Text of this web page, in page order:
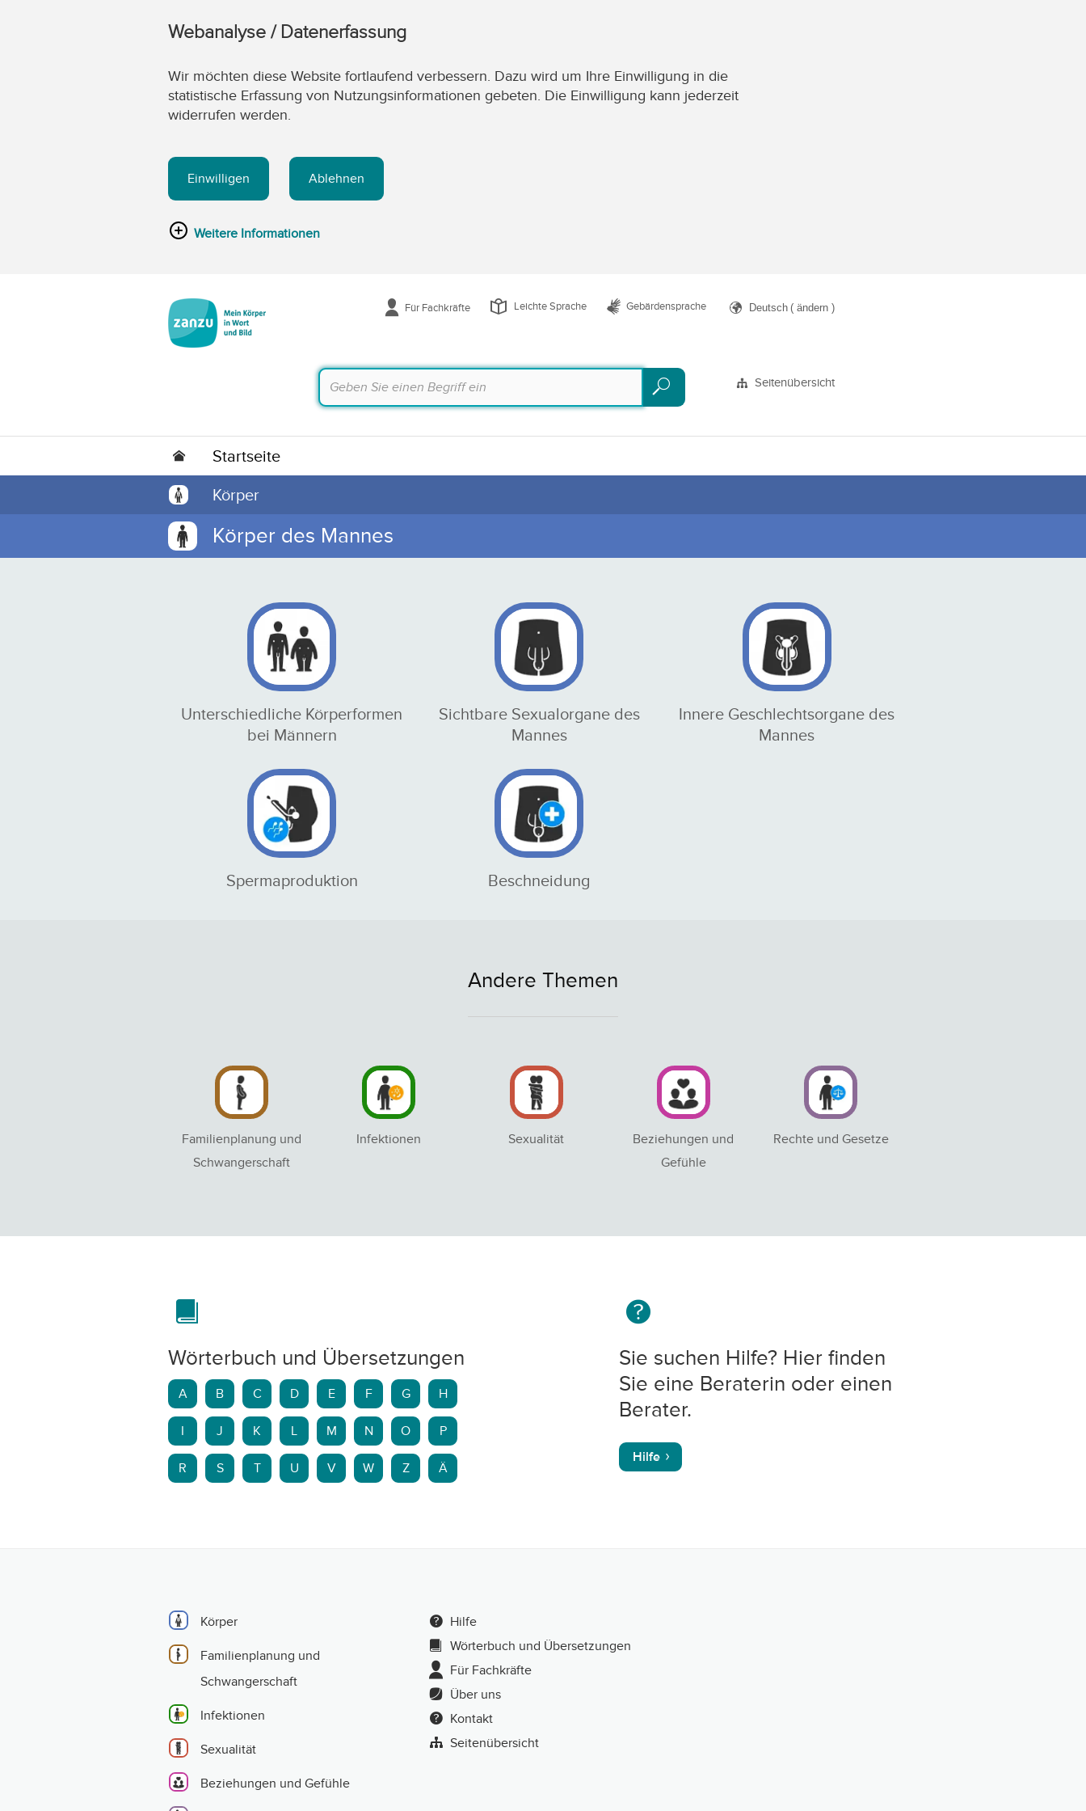
Webanalyse / Datenerfassung
Wir möchten diese Website fortlaufend verbessern. Dazu wird um Ihre Einwilligung in die
statistische Erfassung von Nutzungsinformationen gebeten. Die Einwilligung kann jederzeit
widerrufen werden.
Einwilligen Ablehnen
Weitere Informationen
Für Fachkräfte Leichte Sprache Gebärdensprache Deutsch ( ändern )
Suchen
Suchen
Seitenübersicht
Startseite
Körper
Körper des Mannes
Unterschiedliche Körperformen
bei Männern
Sichtbare Sexualorgane des
Mannes
Innere Geschlechtsorgane des
Mannes
Spermaproduktion Beschneidung
Andere Themen
Familienplanung und
Schwangerschaft
Infektionen Sexualität
Beziehungen und
Gefühle
Rechte und Gesetze
Wörterbuch und Übersetzungen
A B C D E F G H
I J K L M N O P
R S T U V W Z Ä
Sie suchen Hilfe? Hier finden
Sie eine Beraterin oder einen
Berater.
Hilfe
Körper
Familienplanung und
Schwangerschaft
Infektionen
Sexualität
Beziehungen und Gefühle
Hilfe
Wörterbuch und Übersetzungen
Für Fachkräfte
Über uns
Kontakt
Seitenübersicht